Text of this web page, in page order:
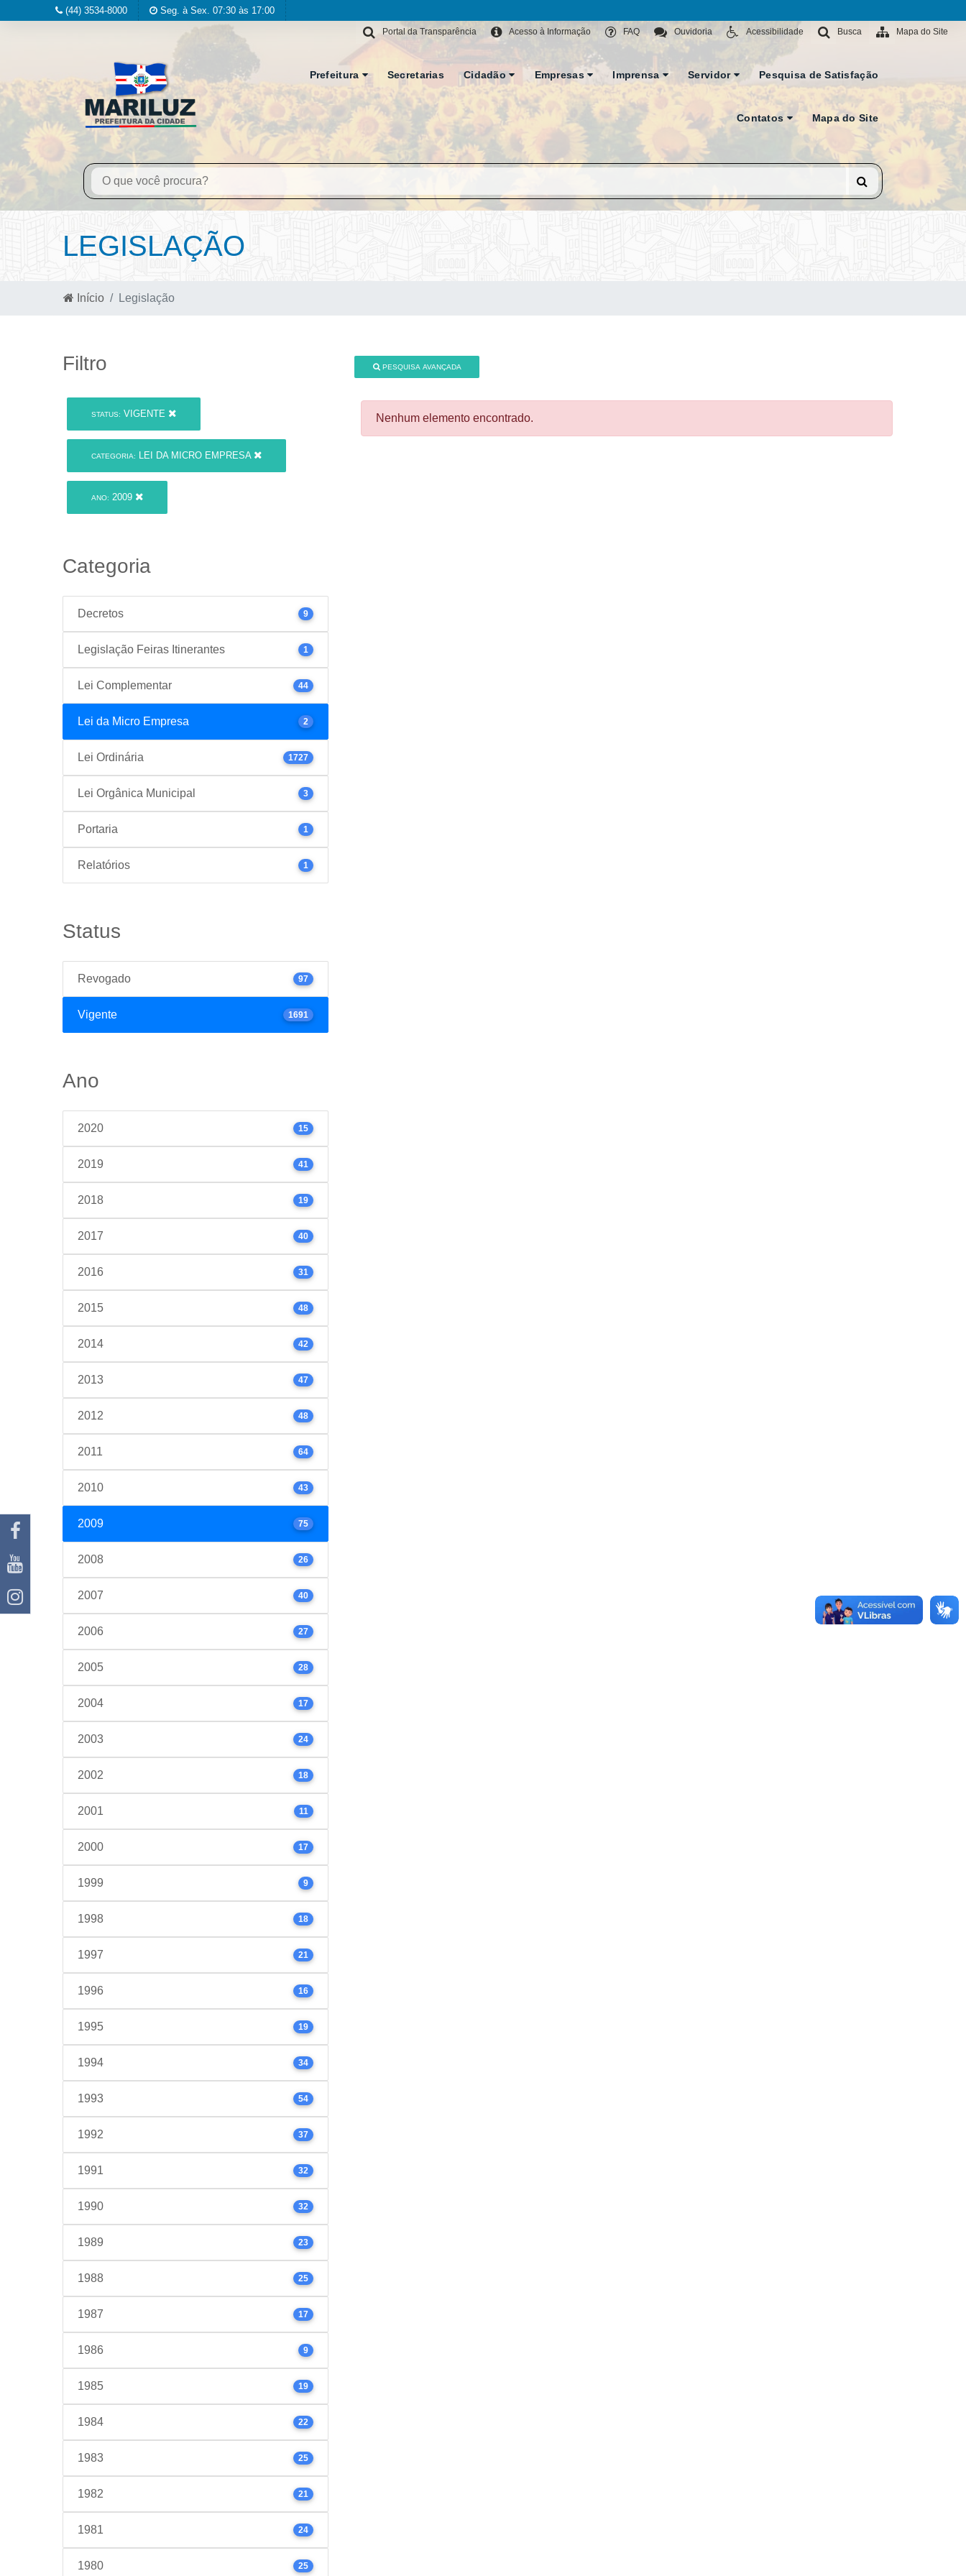
(44) 3534-8000 Seg. à Sex. 07:30 às 17:00
Mapa do Site
Busca
Acessibilidade
Ouvidoria
FAQ
Acesso à Informação
Portal da Transparência
Prefeitura Secretarias Cidadão Empresas Imprensa Servidor Pesquisa de Satisfação
Contatos Mapa do Site
LEGISLAÇÃO
Início Legislação
Filtro
STATUS: VIGENTE
CATEGORIA: LEI DA MICRO EMPRESA
ANO: 2009
Categoria
Decretos 9
Legislação Feiras Itinerantes 1
Lei Complementar 44
Lei da Micro Empresa 2
Lei Ordinária 1727
Lei Orgânica Municipal 3
Portaria 1
Relatórios 1
Status
Revogado 97
Vigente 1691
Ano
2020 15
2019 41
2018 19
2017 40
2016 31
2015 48
2014 42
2013 47
2012 48
2011 64
2010 43
2009 75
2008 26
2007 40
2006 27
2005 28
2004 17
2003 24
2002 18
2001 11
2000 17
1999 9
1998 18
1997 21
1996 16
1995 19
1994 34
1993 54
1992 37
1991 32
1990 32
1989 23
1988 25
1987 17
1986 9
1985 19
1984 22
1983 25
1982 21
1981 24
1980 25
PESQUISA AVANÇADA
Nenhum elemento encontrado.